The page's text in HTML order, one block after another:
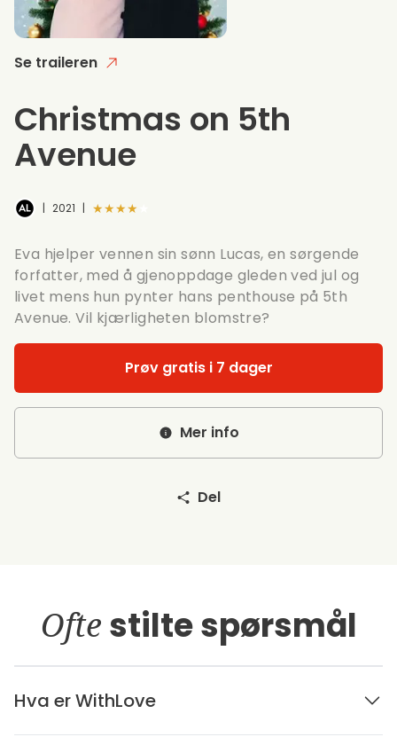
Se traileren
Christmas on 5th
Avenue
| 2021 | ★★★★★
Eva hjelper vennen sin sønn Lucas, en sørgende
forfatter, med å gjenoppdage gleden ved jul og
livet mens hun pynter hans penthouse på 5th
Avenue. Vil kjærligheten blomstre?
Prøv gratis i 7 dager
Mer info
Del
Ofte stilte spørsmål
Hva er WithLove